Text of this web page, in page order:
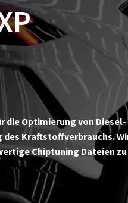
Optimierung von
Kraftstoffverbrauchs.
Chiptuning Dateien